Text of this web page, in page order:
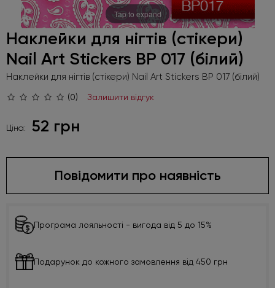
Tap to expand
Наклейки для нігтів (стікери)
Nail Art Stickers BP 017 (білий)
Наклейки для нігтів (стікери) Nail Art Stickers BP 017 (білий)
(0) Залишити відгук
Ціна: 52 грн
Повідомити про наявність
Програма лояльності - вигода від 5 до 15%
Подарунок до кожного замовлення від 450 грн